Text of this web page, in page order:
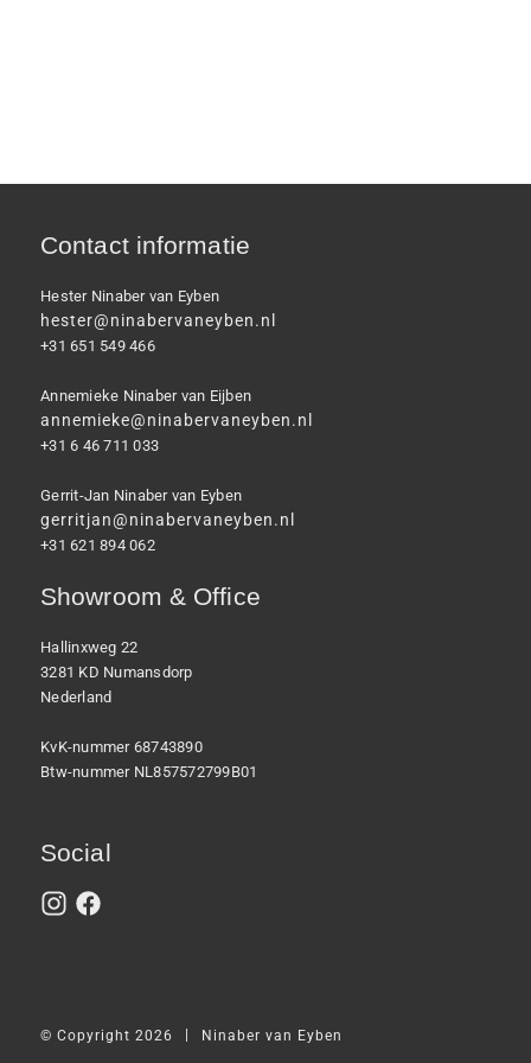
Contact informatie
Hester Ninaber van Eyben
hester@ninabervaneyben.nl
+31 651 549 466
Annemieke Ninaber van Eijben
annemieke@ninabervaneyben.nl
+31 6 46 711 033
Gerrit-Jan Ninaber van Eyben
gerritjan@ninabervaneyben.nl
+31 621 894 062
Showroom & Office
Hallinxweg 22
3281 KD Numansdorp
Nederland
KvK-nummer 68743890
Btw-nummer NL857572799B01
Social
© Copyright 2026 Ninaber van Eyben